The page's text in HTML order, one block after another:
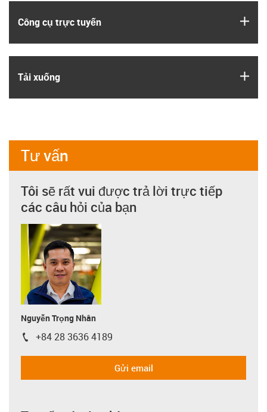
Công cụ trực tuyến
Tải xuống
Tư vấn
Tôi sẽ rất vui được trả lời trực tiếp
các câu hỏi của bạn
Nguyễn Trọng Nhân
igus-icon-phone
+84 28 3636 4189
Gửi email